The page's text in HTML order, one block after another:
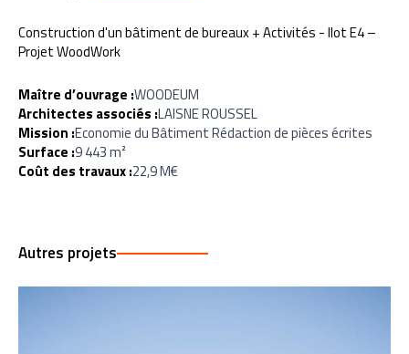
Construction d'un bâtiment de bureaux + Activités - Ilot E4 –
Projet WoodWork
Maître d’ouvrage :WOODEUM
Architectes associés :LAISNE ROUSSEL
Mission :Economie du Bâtiment Rédaction de pièces écrites
Surface :9 443 m²
Coût des travaux :22,9 M€
Autres projets